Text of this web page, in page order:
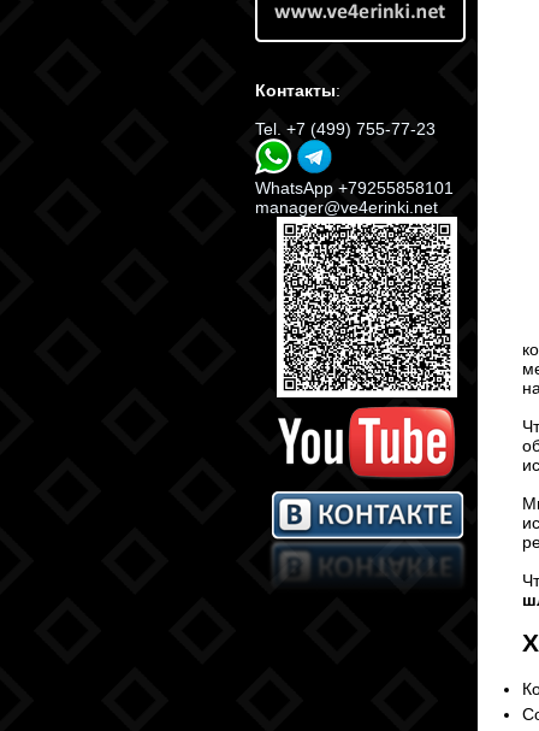
Контакты:
Tel. +7 (499) 755-77-23
WhatsApp +79255858101
manager@ve4erinki.net